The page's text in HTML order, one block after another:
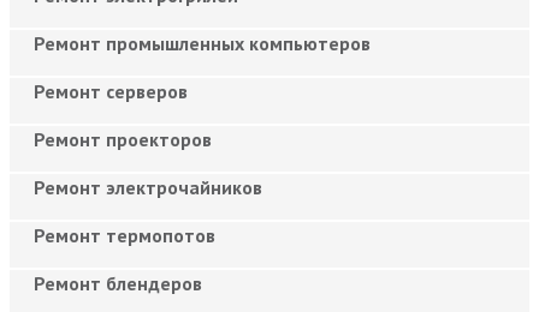
Ремонт промышленных компьютеров
Ремонт серверов
Ремонт проекторов
Ремонт электрочайников
Ремонт термопотов
Ремонт блендеров